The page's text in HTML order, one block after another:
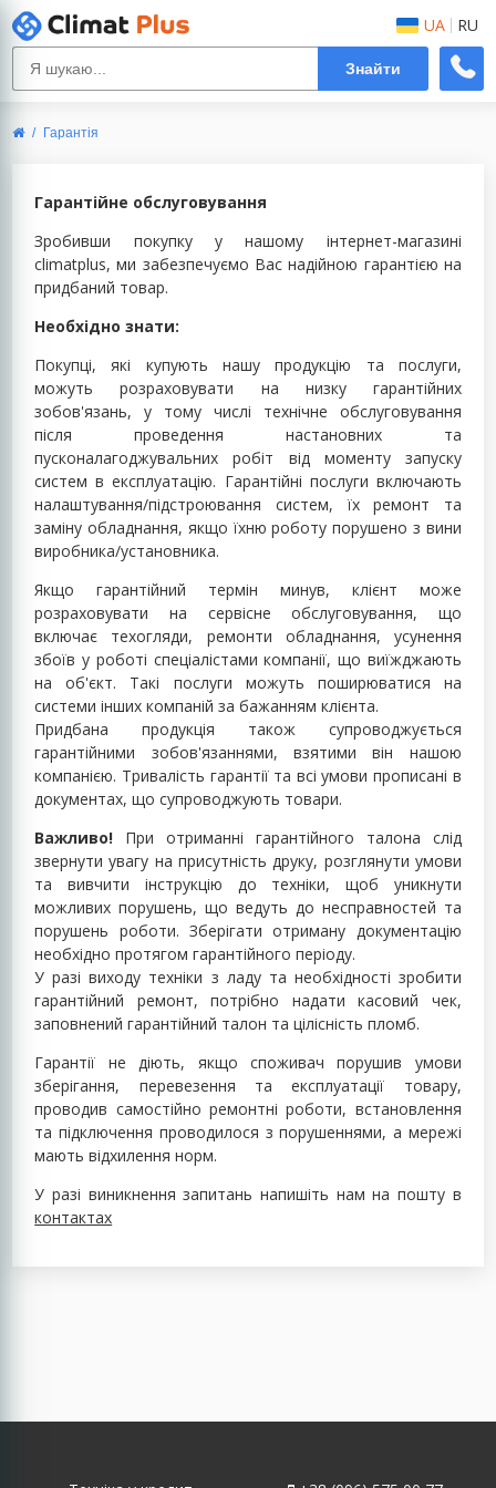
Знайти
UA RU
КАТАЛОГ
Доставка та оплата
Кредит
Гарантія
Повернення та обмін
Контакти
UA
RU
Вхід Реєстрація
+38 (096) 575 00 77
+38 (066) 575 00 77
ВСЕ:ЕЛЕКТРО ОБЛАДНАННЯ
ІНВЕРТОРИ
ЗАРЯДНІ СТАНЦІЇ
ГЕНЕРАТОРИ
СОНЯЧНІ ПАНЕЛІ
ВСЕ:ЗАРЯДНІ СТАНЦІЇ
ДОДАТКОВІ БАТАРЕЇ ДЛЯ ЗАРЯДНИХ СТАНЦІЙ
ЕЛЕКТРО ОБЛАДНАННЯ
ФАНКОЙЛИ
ВЕНТИЛЯЦІЯ
ВСЕ:КОНДИЦІОНЕРИ
ПОБУТОВІ СПЛІТ-СИСТЕМИ
НАПІВПРОМИСЛОВІ
МОБІЛЬНІ КОНДИЦІОНЕРИ
ФАНКОЙЛИ
ВСЕ:ВЕНТИЛЯЦІЯ
РЕКУПЕРАТОРИ
Гарантія
Гарантійне обслуговування
Зробивши покупку у нашому інтернет-магазині
climatplus, ми забезпечуємо Вас надійною гарантією на
придбаний товар.
Необхідно знати:
Покупці, які купують нашу продукцію та послуги,
можуть розраховувати на низку гарантійних
зобов'язань, у тому числі технічне обслуговування
після проведення настановних та
пусконалагоджувальних робіт від моменту запуску
систем в експлуатацію. Гарантійні послуги включають
налаштування/підстроювання систем, їх ремонт та
заміну обладнання, якщо їхню роботу порушено з вини
виробника/установника.
Якщо гарантійний термін минув, клієнт може
розраховувати на сервісне обслуговування, що
включає техогляди, ремонти обладнання, усунення
збоїв у роботі спеціалістами компанії, що виїжджають
на об'єкт. Такі послуги можуть поширюватися на
системи інших компаній за бажанням клієнта.
Придбана продукція також супроводжується
гарантійними зобов'язаннями, взятими він нашою
компанією. Тривалість гарантії та всі умови прописані в
документах, що супроводжують товари.
Важливо! При отриманні гарантійного талона слід
звернути увагу на присутність друку, розглянути умови
та вивчити інструкцію до техніки, щоб уникнути
можливих порушень, що ведуть до несправностей та
порушень роботи. Зберігати отриману документацію
необхідно протягом гарантійного періоду.
У разі виходу техніки з ладу та необхідності зробити
гарантійний ремонт, потрібно надати касовий чек,
заповнений гарантійний талон та цілісність пломб.
Гарантії не діють, якщо споживач порушив умови
зберігання, перевезення та експлуатації товару,
проводив самостійно ремонтні роботи, встановлення
та підключення проводилося з порушеннями, а мережі
мають відхилення норм.
У разі виникнення запитань напишіть нам на пошту в
контактах